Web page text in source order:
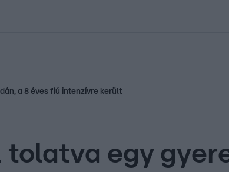
a 8 éves fiú intenzívre került
tolatva egy